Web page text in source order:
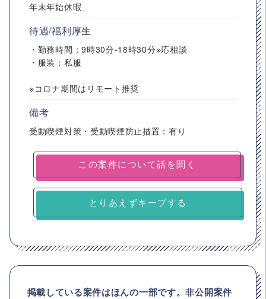
年末年始休暇
待遇/福利厚生
・勤務時間：9時30分-18時30分※応相談
・服装：私服
※コロナ期間はリモート推奨
備考
受動喫煙対策・受動喫煙防止措置：有り
とりあえずキープする
掲載している案件はほんの一部です。非公開案件